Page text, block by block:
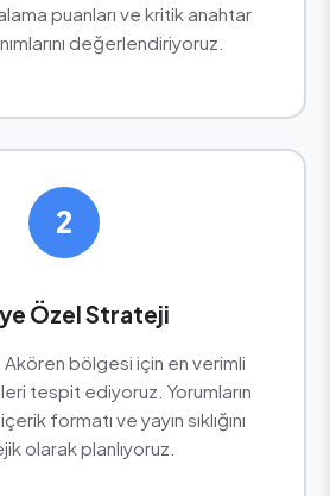
puanları ve kritik anahtar
değerlendiriyoruz.
2
Özel Strateji
bölgesi için en verimli
tespit ediyoruz. Yorumların
formatı ve yayın sıklığını
olarak planlıyoruz.